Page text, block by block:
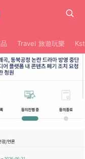
Travel 旅遊玩樂